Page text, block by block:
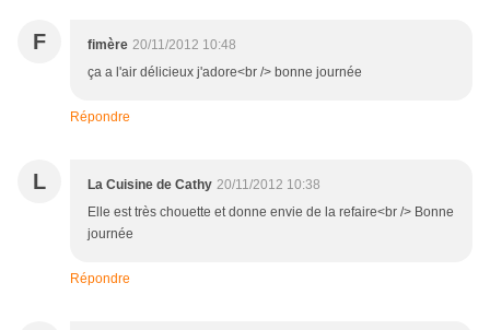
F fimère 20/11/2012 10:48
ça a l'air délicieux j'adore<br /> bonne journée
Répondre
L La Cuisine de Cathy 20/11/2012 10:38
Elle est très chouette et donne envie de la refaire<br /> Bonne
journée
Répondre